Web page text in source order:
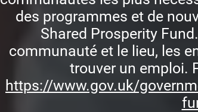
des programmes et de
Shared Prosperity
communauté et le lieu, les
trouver un emploi.
https://www.gov.uk/